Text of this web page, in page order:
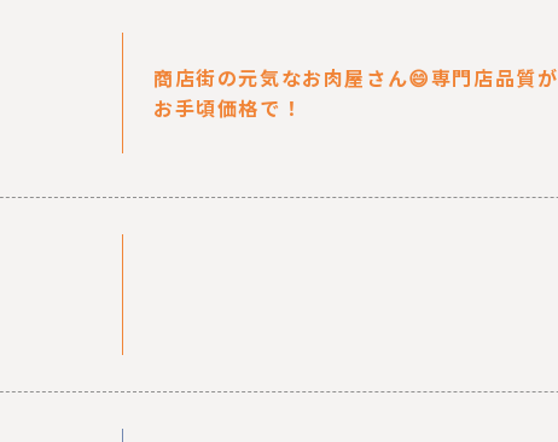
商店街の元気なお肉屋さん😄専門店品質が
お手頃価格で！